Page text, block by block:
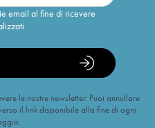
email al fine di ricevere
le nostre newsletter. Puoi annullare
il link disponibile alla fine di ogni